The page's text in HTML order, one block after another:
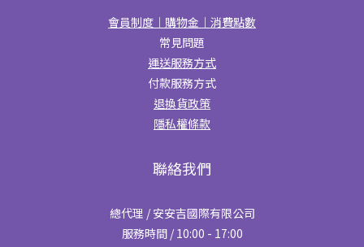
會員制度｜購物金｜消費點數
常見問題
運送服務方式
付款服務方式
退換貨政策
隱私權條款
聯絡我們
總代理 / 安安吉國際有限公司
服務時間 / 10:00 - 17:00